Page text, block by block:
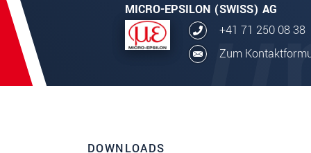
MICRO-EPSILON (SWISS) AG
+41 71 250 08 38
Zum
DOWNLOADS